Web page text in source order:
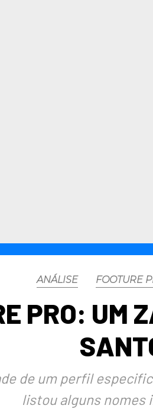
ANÁLISE FOOTURE
PRO: UM
de um perfil
listou alguns nomes